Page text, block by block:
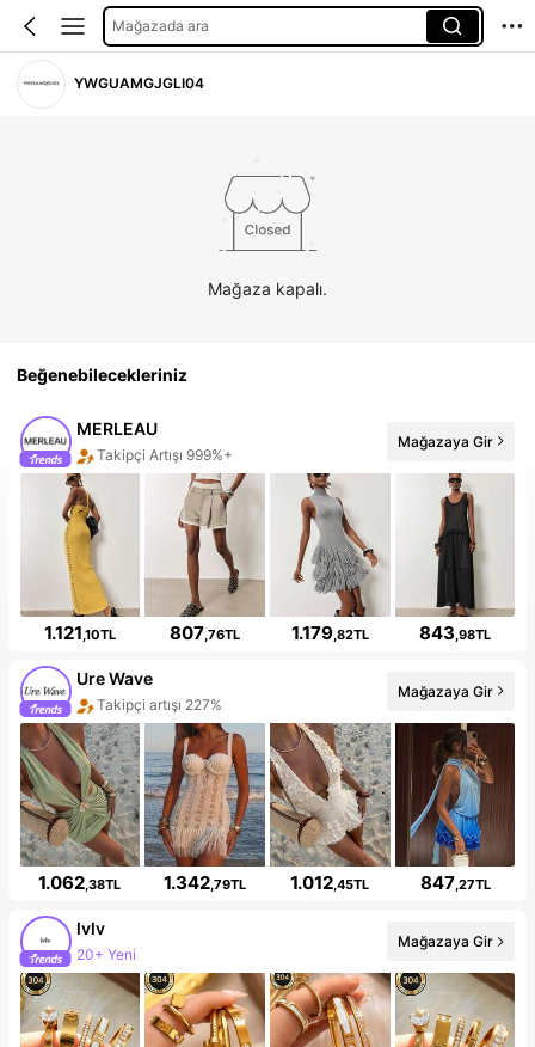
Mağazada ara
YWGUAMGJGLI04
Mağaza kapalı.
Beğenebilecekleriniz
MERLEAU
20+ Yeni
Mağazaya Gir
1.121 ,10TL 807 ,76TL 1.179,82TL 843 ,98TL
Ure Wave
Mağaza yeni ürünlere sahip
Mağazaya Gir
1.062 ,38TL 1.342 ,79TL 1.012 ,45TL 847,27TL
lvlv
Takipçi artışı 324%
Mağazaya Gir